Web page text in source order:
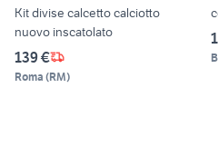
Kit divise calcetto calciotto
nuovo inscatolato
139 €
Roma (RM)